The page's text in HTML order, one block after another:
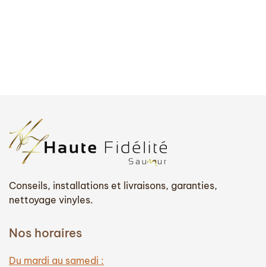
Conseils, installations et livraisons, garanties,
nettoyage vinyles.
Nos horaires
Du mardi au samedi :